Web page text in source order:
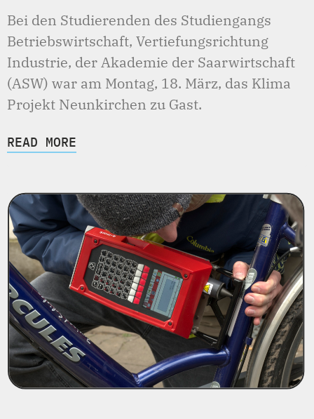
Bei den Studierenden des Studiengangs
Betriebswirtschaft, Vertiefungsrichtung
Industrie, der Akademie der Saarwirtschaft
(ASW) war am Montag, 18. März, das Klima
Projekt Neunkirchen zu Gast.
READ MORE